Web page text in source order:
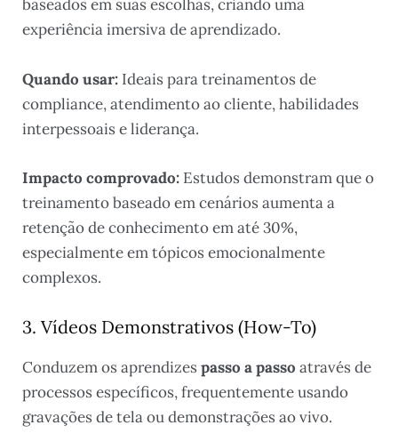
baseados em suas escolhas, criando uma
experiência imersiva de aprendizado.
Quando usar: Ideais para treinamentos de
compliance, atendimento ao cliente, habilidades
interpessoais e liderança.
Impacto comprovado: Estudos demonstram que o
treinamento baseado em cenários aumenta a
retenção de conhecimento em até 30%,
especialmente em tópicos emocionalmente
complexos.
3. Vídeos Demonstrativos (How-To)
Conduzem os aprendizes passo a passo através de
processos específicos, frequentemente usando
gravações de tela ou demonstrações ao vivo.